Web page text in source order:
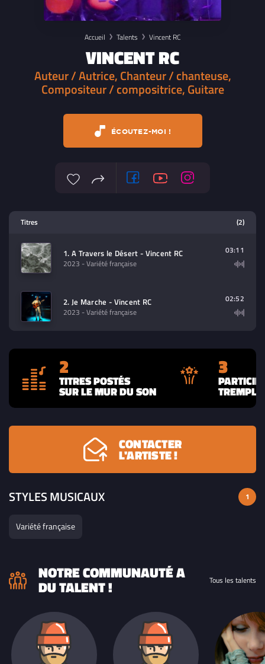
Accueil Talents Vincent RC
VINCENT RC
Auteur / Autrice, Chanteur / chanteuse,
Compositeur / compositrice, Guitare
ÉCOUTEZ-MOI !
contenu à lire (audio/video)
Titres (2)
1. A Travers le Désert - Vincent RC
2023 - Variété française
03:11
2. Je Marche - Vincent RC
2023 - Variété française
02:52
2
TITRES POSTÉS
SUR LE MUR DU SON
3
CONTACTER
L'ARTISTE !
STYLES MUSICAUX 1
Variété française
NOTRE COMMUNAUTÉ A
DU TALENT ! Tous les talents